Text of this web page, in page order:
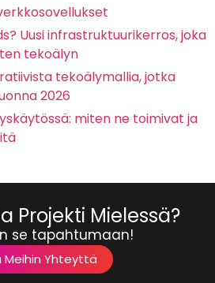
Uusi infrastruktuurikerros, joka
tekoälyn
tekoälymallia, jotka
2026
miten ne toimivat ja
Projekti Mielessä?
se tapahtumaan!
Meihin Yhteyttä